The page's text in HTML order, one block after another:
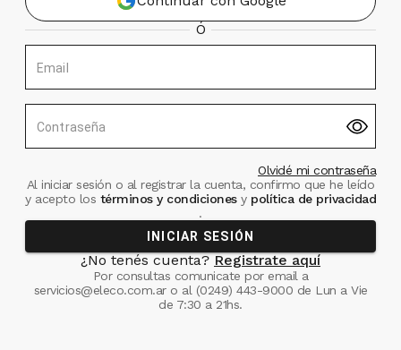
Ó
Email
Contraseña
Olvidé mi contraseña
Al iniciar sesión o al registrar la cuenta, confirmo que he leído
y acepto los términos y condiciones ypolítica de privacidad
.
INICIAR SESIÓN
¿No tenés cuenta? Registrate aquí
Por consultas comunicate por email a
servicios@eleco.com.aro al (0249) 443-9000 de Lun a Vie
de 7:30 a 21hs.